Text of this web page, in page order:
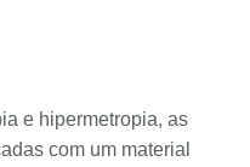
e hipermetropia, as
com um material